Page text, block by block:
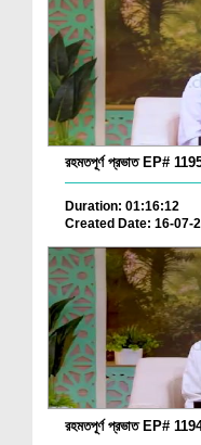
রহমতপূর্ণ প্রভাত EP#
Duration: 01:16:12
Created Date: 16-07-
রহমতপূর্ণ প্রভাত EP#